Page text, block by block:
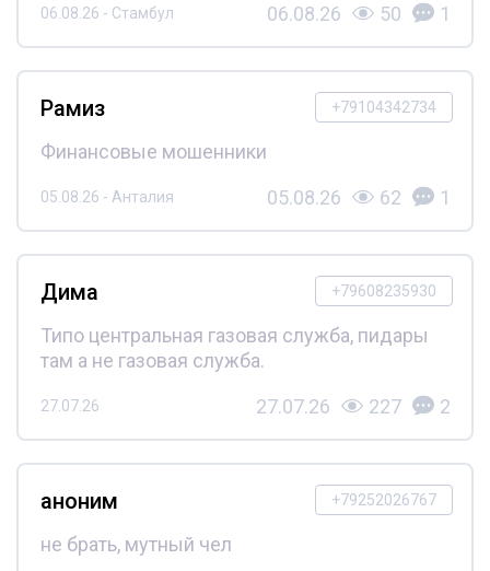
06.08.26 - Стамбул 06.08.26 50 1
+79104342734
Рамиз
Финансовые мошенники
05.08.26 - Анталия 05.08.26 62 1
+79608235930
Дима
Типо центральная газовая служба, пидары
там а не газовая служба.
27.07.26 27.07.26 227 2
+79252026767
аноним
не брать, мутный чел